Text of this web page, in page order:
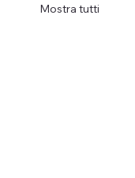
Mostra tutti